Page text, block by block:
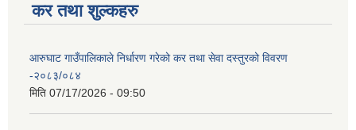
कर तथा शुल्कहरु
आरुघाट गाउँपालिकाले निर्धारण गरेको कर तथा सेवा दस्तुरको विवरण
-२०८३/०८४
मिति 07/17/2026 - 09:50